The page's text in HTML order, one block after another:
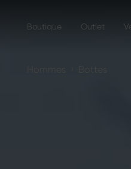
Boutique Outlet